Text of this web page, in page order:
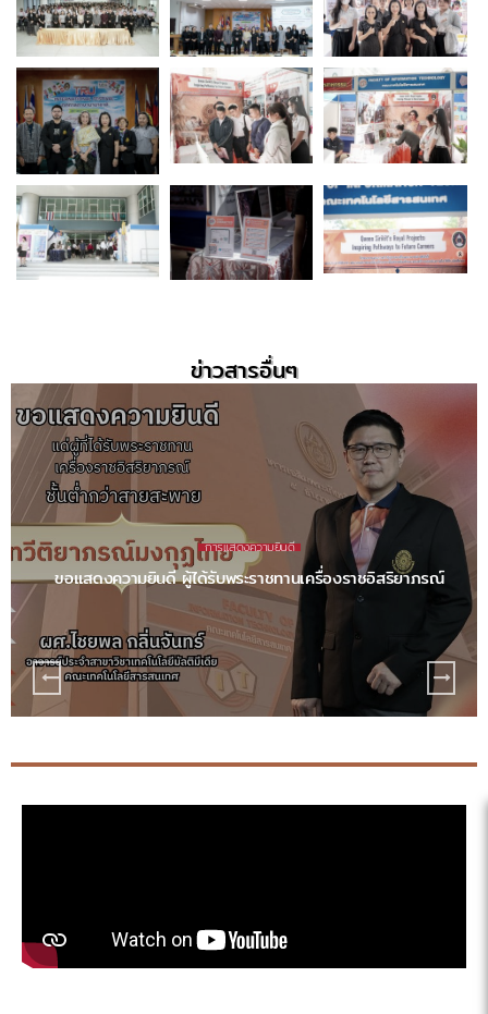
ข่าวสารอื่นๆ
การแสดงความยินดี
ขอแสดงความยินดี ผู้ได้รับพระราชทานเครื่องราชอิสริยาภรณ์